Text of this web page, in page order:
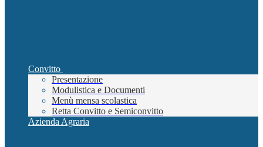
Convitto
Presentazione
Modulistica e Documenti
Menù mensa scolastica
Retta Convitto e Semiconvitto
Azienda Agraria